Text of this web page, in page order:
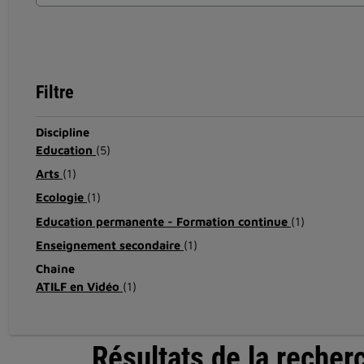
Filtre
Discipline
Education (5)
Arts (1)
Ecologie (1)
Education permanente - Formation continue (1)
Enseignement secondaire (1)
Chaîne
ATILF en Vidéo (1)